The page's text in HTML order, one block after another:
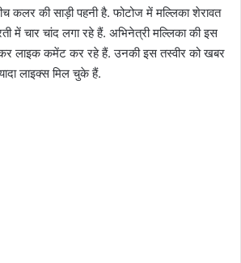
कलर की साड़ी पहनी है. फोटोज में मल्लिका शेरावत
चार चांद लगा रहे हैं. अभिनेत्री मल्लिका की इस
लाइक कमेंट कर रहे हैं. उनकी इस तस्वीर को खबर
लाइक्स मिल चुके हैं.